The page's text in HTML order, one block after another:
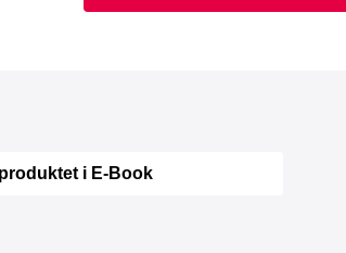
i E-Book